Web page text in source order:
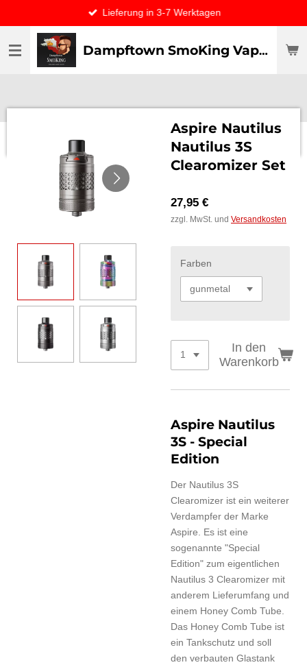
Hauptinhalt
springen
Dampftown SmoKing Vapor specialist & CO / VAPE ONLY THE BEST
Lieferung in 3-7 Werktagen
Aspire Nautilus
Nautilus 3S
Clearomizer Set
27,95 €
zzgl. MwSt. und Versandkosten
Farben
In den
Warenkorb
Aspire Nautilus
3S - Special
Edition
Der Nautilus 3S
Clearomizer ist ein weiterer
Verdampfer der Marke
Aspire. Es ist eine
sogenannte "Special
Edition" zum eigentlichen
Nautilus 3 Clearomizer mit
anderem Lieferumfang und
einem Honey Comb Tube.
Das Honey Comb Tube ist
ein Tankschutz und soll
den verbauten Glastank